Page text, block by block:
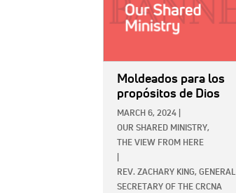
Moldeados para los
propósitos de Dios
MARCH 6, 2024
OUR SHARED MINISTRY,
THE VIEW FROM HERE
REV. ZACHARY KING, GENERAL
SECRETARY OF THE CRCNA